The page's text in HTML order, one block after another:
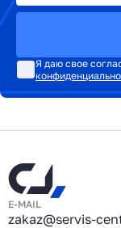
Я даю свое
E-MAIL
zakaz@servis-